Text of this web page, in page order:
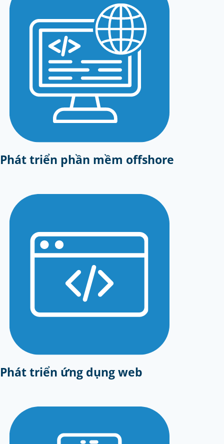
Phát triển phần mềm offshore
Phát triển ứng dụng web